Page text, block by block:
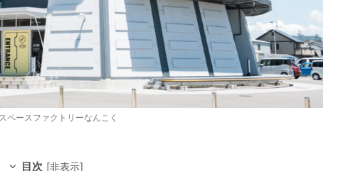
ペースファクトリーなんこく
目次 [非表示]